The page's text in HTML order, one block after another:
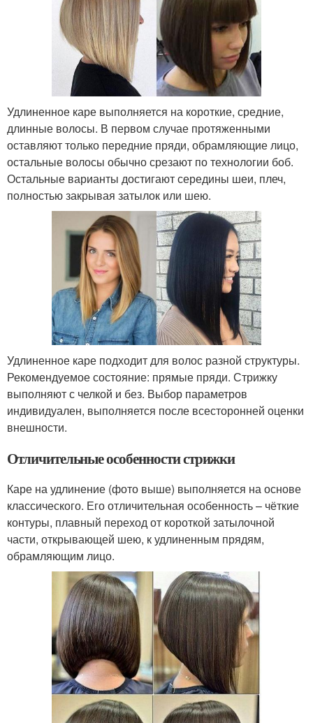
Удлиненное каре выполняется на короткие, средние,
длинные волосы. В первом случае протяженными
оставляют только передние пряди, обрамляющие лицо,
остальные волосы обычно срезают по технологии боб.
Остальные варианты достигают середины шеи, плеч,
полностью закрывая затылок или шею.
Удлиненное каре подходит для волос разной структуры.
Рекомендуемое состояние: прямые пряди. Стрижку
выполняют с челкой и без. Выбор параметров
индивидуален, выполняется после всесторонней оценки
внешности.
Отличительные особенности стрижки
Каре на удлинение (фото выше) выполняется на основе
классического. Его отличительная особенность – чёткие
контуры, плавный переход от короткой затылочной
части, открывающей шею, к удлиненным прядям,
обрамляющим лицо.